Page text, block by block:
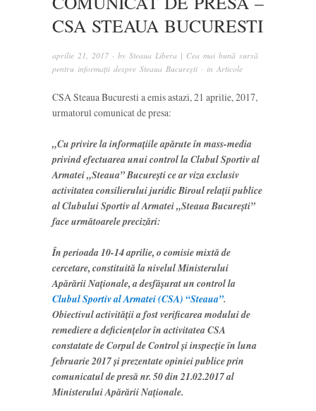
CSA STEAUA BUCURESTI
aprilie 21, 2017 · by Steaua Libera | Cea mai bună sursă
pentru informații despre Steaua București · in Articole
CSA Steaua Bucuresti a emis astazi, 21 aprilie, 2017,
urmatorul comunicat de presa:
„Cu privire la informaţiile apărute în mass-media
privind efectuarea unui control la Clubul Sportiv al
Armatei „Steaua” Bucureşti ce ar viza exclusiv
activitatea consilierului juridic Biroul relaţii publice
al Clubului Sportiv al Armatei „Steaua Bucureşti”
face următoarele precizări:
În perioada 10-14 aprilie, o comisie mixtă de
cercetare, constituită la nivelul Ministerului
Apărării Naţionale, a desfăşurat un control la
Clubul Sportiv al Armatei (CSA) “Steaua”.
Obiectivul activităţii a fost verificarea modului de
remediere a deficienţelor în activitatea CSA
constatate de Corpul de Control şi inspecţie în luna
februarie 2017 şi prezentate opiniei publice prin
comunicatul de presă nr. 50 din 21.02.2017 al
Ministerului Apărării Naţionale.